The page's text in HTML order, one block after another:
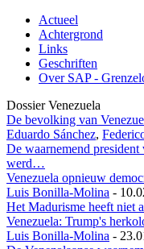
Actueel
Achtergrond
Links
Geschriften
Over SAP -
Dossier Venezuela
De bevolking van
Eduardo Sánchez,
De waarnemend
werd…
Venezuela opnieuw
Luis Bonilla-Molina -
Het Madurisme heeft niet
Venezuela: Trump's
Luis Bonilla-Molina -